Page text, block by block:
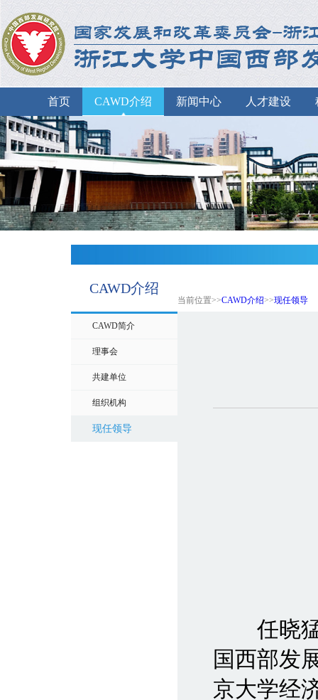
首页 CAWD介绍 新闻中心 人才建设
CAWD介绍
当前位置>>CAWD介绍>>现任领导
CAWD简介
理事会
共建单位
组织机构
现任领导
任晓猛
国西部发
京大学经